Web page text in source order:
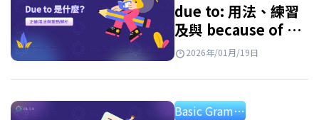
due to: 用法、練習
及與 because of 的
區別
2026年/01月/19日
Basic Grammar